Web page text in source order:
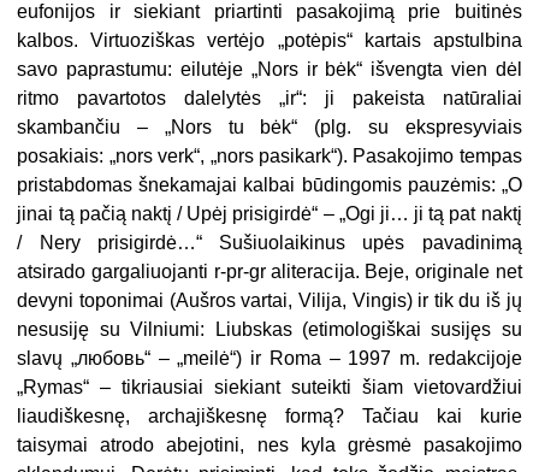
eufonijos ir siekiant priartinti pasakojimą prie buitinės
kalbos. Virtuoziškas vertėjo „potėpis“ kartais apstulbina
savo paprastumu: eilutėje „Nors ir bėk“ išvengta vien dėl
ritmo pavartotos dalelytės „ir“: ji pakeista natūraliai
skambančiu – „Nors tu bėk“ (plg. su ekspresyviais
posakiais: „nors verk“, „nors pasikark“). Pasakojimo tempas
pristabdomas šnekamajai kalbai būdingomis pauzėmis: „O
jinai tą pačią naktį / Upėj prisigirdė“ – „Ogi ji… ji tą pat naktį
/ Nery prisigirdė…“ Sušiuolaikinus upės pavadinimą
atsirado gargaliuojanti r-pr-gr aliteracija. Beje, originale net
devyni toponimai (Aušros vartai, Vilija, Vingis) ir tik du iš jų
nesusiję su Vilniumi: Liubskas (etimologiškai susijęs su
slavų „любовь“ – „meilė“) ir Roma – 1997 m. redakcijoje
„Rymas“ – tikriausiai siekiant suteikti šiam vietovardžiui
liaudiškesnę, archajiškesnę formą? Tačiau kai kurie
taisymai atrodo abejotini, nes kyla grėsmė pasakojimo